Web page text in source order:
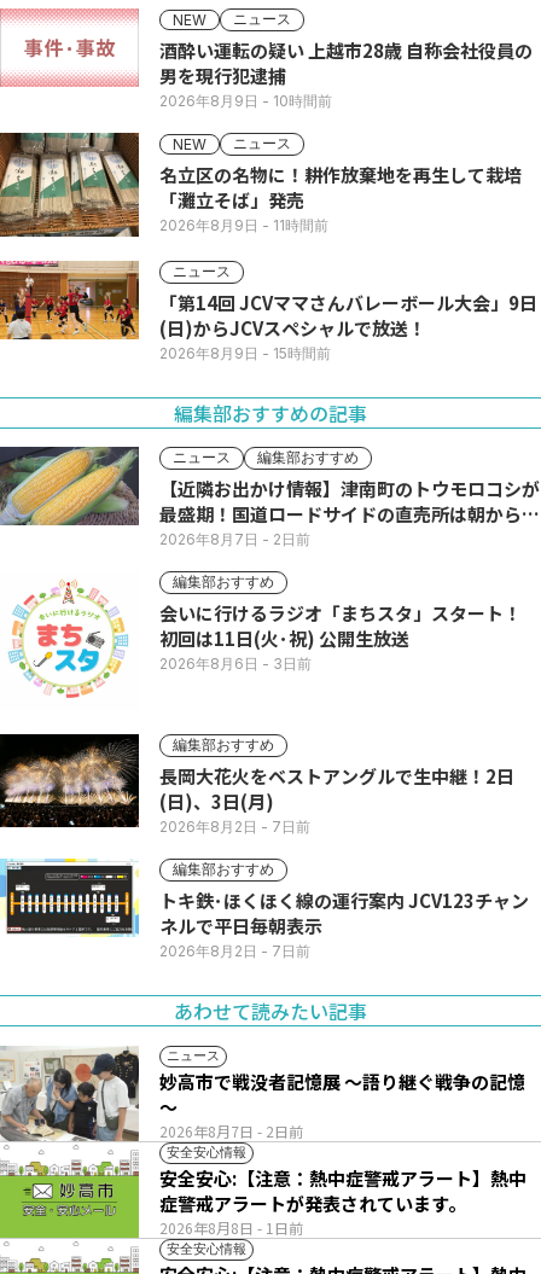
NEW ニュース
酒酔い運転の疑い 上越市28歳 自称会社役員の
男を現行犯逮捕
2026年8月9日 - 10時間前
NEW ニュース
名立区の名物に！耕作放棄地を再生して栽培
「灘立そば」発売
2026年8月9日 - 11時間前
ニュース
「第14回 JCVママさんバレーボール大会」9日
(日)からJCVスペシャルで放送！
2026年8月9日 - 15時間前
編集部おすすめの記事
ニュース 編集部おすすめ
【近隣お出かけ情報】津南町のトウモロコシが
最盛期！国道ロードサイドの直売所は朝から長
い列
2026年8月7日 - 2日前
編集部おすすめ
会いに行けるラジオ「まちスタ」スタート！
初回は11日(火･祝) 公開生放送
2026年8月6日 - 3日前
編集部おすすめ
長岡大花火をベストアングルで生中継！2日
(日)、3日(月)
2026年8月2日 - 7日前
編集部おすすめ
トキ鉄･ほくほく線の運行案内 JCV123チャン
ネルで平日毎朝表示
2026年8月2日 - 7日前
あわせて読みたい記事
ニュース
2026年8月7日 - 2日前
妙高市で戦没者記憶展 ～語り継ぐ戦争の記憶
～
安全安心情報
2026年8月8日 - 1日前
安全安心:【注意：熱中症警戒アラート】熱中
症警戒アラートが発表されています。
安全安心情報